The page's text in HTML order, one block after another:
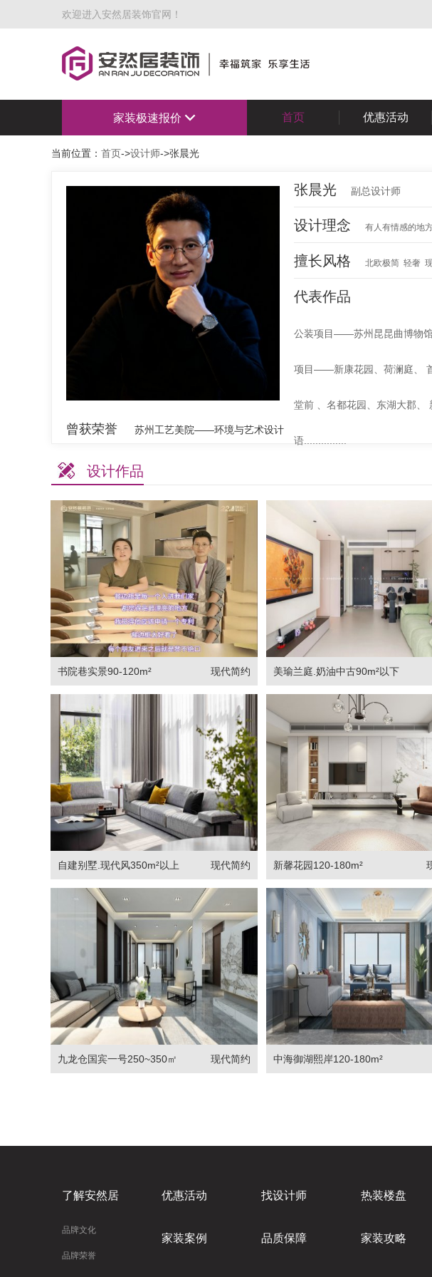
欢迎进入安然居装饰官网！
家装极速报价 首页 优惠活动
当前位置： 首页->设计师->张晨光
张晨光 副总设计师
设计理念 有人有情感的地
擅长风格 北欧极简 轻奢
代表作品
公装项目——苏州昆昆曲博物
项目——新康花园、荷澜庭、
堂前 、名都花园、东湖大郡、
语...............
曾获荣誉 苏州工艺美院——环境与艺术设计
设计作品
书院巷实景90-120m² 现代简约 美瑜兰庭.奶油中古90m²以下
自建别墅.现代风350m²以上 现代简约 新馨花园120-180m²
九龙仓国宾一号250~350㎡ 现代简约 中海御湖熙岸120-180m²
了解安然居
品牌文化
品牌荣誉
优惠活动
家装案例
找设计师
品质保障
热装楼盘
家装攻略